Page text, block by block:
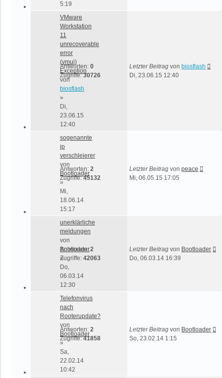
5:19
VMware
Workstation
11
unrecoverable
error
(vmui)
Exception
von
biosflash
»
Di,
23.06.15
12:40
Antworten: 0
Zugriffe:30726
Letzter Beitrag von biosflash
Di, 23.06.15 12:40
sogenannte
ip
verschleierer
von
Bootloader
»
Mi,
18.06.14
15:17
Antworten: 2
Zugriffe:45132
Letzter Beitrag von peace
Mi, 06.05.15 17:05
unerklärliche
meldungen
von
Bootloader
»
Do,
06.03.14
12:30
Antworten:2
Zugriffe: 42063
Letzter Beitrag von Bootloader
Do, 06.03.14 16:39
Telefonvirus
nach
Rooterupdate?
von
Bootloader
»
Sa,
22.02.14
10:42
Antworten: 2
Zugriffe:41858
Letzter Beitrag von Bootloader
So, 23.02.14 1:15